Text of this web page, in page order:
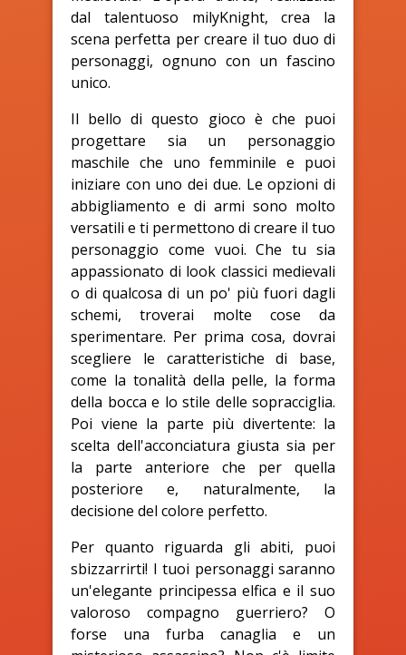
dal talentuoso milyKnight, crea la
scena perfetta per creare il tuo duo di
personaggi, ognuno con un fascino
unico.
Il bello di questo gioco è che puoi
progettare sia un personaggio
maschile che uno femminile e puoi
iniziare con uno dei due. Le opzioni di
abbigliamento e di armi sono molto
versatili e ti permettono di creare il tuo
personaggio come vuoi. Che tu sia
appassionato di look classici medievali
o di qualcosa di un po' più fuori dagli
schemi, troverai molte cose da
sperimentare. Per prima cosa, dovrai
scegliere le caratteristiche di base,
come la tonalità della pelle, la forma
della bocca e lo stile delle sopracciglia.
Poi viene la parte più divertente: la
scelta dell'acconciatura giusta sia per
la parte anteriore che per quella
posteriore e, naturalmente, la
decisione del colore perfetto.
Per quanto riguarda gli abiti, puoi
sbizzarrirti! I tuoi personaggi saranno
un'elegante principessa elfica e il suo
valoroso compagno guerriero? O
forse una furba canaglia e un